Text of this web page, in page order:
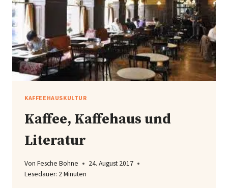
KAFFEEHAUSKULTUR
Kaffee, Kaffehaus und
Literatur
Von Fesche Bohne
24. August 2017
Lesedauer: 2Minuten